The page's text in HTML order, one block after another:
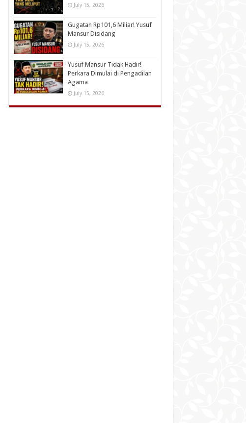
July 15, 2026
Gugatan Rp101,6 Miliar! Yusuf
Mansur Disidang
July 15, 2026
Yusuf Mansur Tidak Hadir!
Perkara Dimulai di Pengadilan
Agama
July 15, 2026